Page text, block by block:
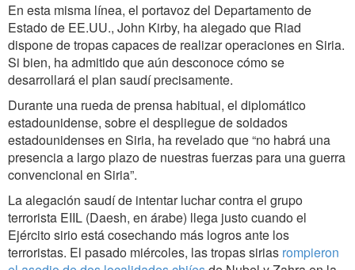
En esta misma línea, el portavoz del Departamento de
Estado de EE.UU., John Kirby, ha alegado que Riad
dispone de tropas capaces de realizar operaciones en Siria.
Si bien, ha admitido que aún desconoce cómo se
desarrollará el plan saudí precisamente.
Durante una rueda de prensa habitual, el diplomático
estadounidense, sobre el despliegue de soldados
estadounidenses en Siria, ha revelado que “no habrá una
presencia a largo plazo de nuestras fuerzas para una guerra
convencional en Siria”.
La alegación saudí de intentar luchar contra el grupo
terrorista EIIL (Daesh, en árabe) llega justo cuando el
Ejército sirio está cosechando más logros ante los
terroristas. El pasado miércoles, las tropas sirias rompieron